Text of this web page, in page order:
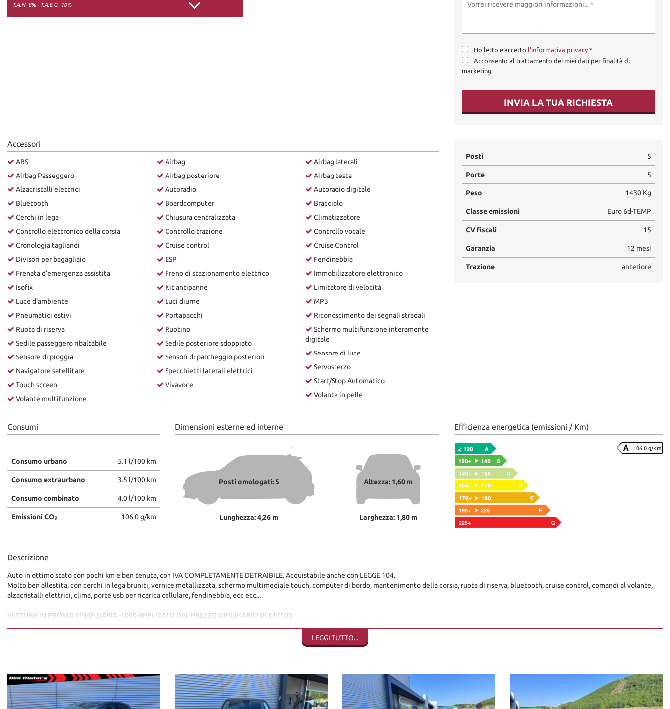
T.A.N. 8% - T.A.E.G. 10%
Ho letto e accetto l'informativa privacy *
Acconsento al trattamento dei miei dati per finalità di
marketing
INVIA LA TUA RICHIESTA
Accessori
ABS
Airbag Passeggero
Alzacristalli elettrici
Bluetooth
Cerchi in lega
Controllo elettronico della corsia
Cronologia tagliandi
Divisori per bagagliaio
Frenata d'emergenza assistita
Isofix
Luce d'ambiente
Pneumatici estivi
Ruota di riserva
Sedile passeggero ribaltabile
Sensore di pioggia
Navigatore satellitare
Touch screen
Volante multifunzione
Airbag
Airbag posteriore
Autoradio
Boardcomputer
Chiusura centralizzata
Controllo trazione
Cruise control
ESP
Freno di stazionamento elettrico
Kit antipanne
Luci diurne
Portapacchi
Ruotino
Sedile posteriore sdoppiato
Sensori di parcheggio posteriori
Specchietti laterali elettrici
Vivavoce
Airbag laterali
Airbag testa
Autoradio digitale
Bracciolo
Climatizzatore
Controllo vocale
Cruise Control
Fendinebbia
Immobilizzatore elettronico
Limitatore di velocità
MP3
Riconoscimento dei segnali stradali
Schermo multifunzione interamente
digitale
Sensore di luce
Servosterzo
Start/Stop Automatico
Volante in pelle
Posti 5
Porte 5
Peso 1430 Kg
Classe emissioni Euro 6d-TEMP
CV fiscali 15
Garanzia 12 mesi
Trazione anteriore
Consumi
Consumo urbano 5.1 l/100 km
Consumo extraurbano 3.5 l/100 km
Consumo combinato 4.0 l/100 km
Emissioni CO2 106.0 g/km
Dimensioni esterne ed interne
Posti omologati: 5
Lunghezza: 4,26 m
Altezza: 1,60 m
Larghezza: 1,80 m
Efficienza energetica (emissioni / Km)
106.0 g/Km
Descrizione
Auto in ottimo stato con pochi km e ben tenuta, con IVA COMPLETAMENTE DETRAIBILE. Acquistabile anche con LEGGE 104.
Molto ben allestita, con cerchi in lega bruniti, vernice metallizzata, schermo multimediale touch, computer di bordo, mantenimento della corsia, ruota di riserva, bluetooth, cruise control, comandi al volante,
alzacristalli elettrici, clima, porte usb per ricarica cellulare, fendinebbia, ecc ecc...
VETTURA IN PROMO FINANZIARIA -1000 APPLICATO DAL PREZZO ORIGINARIO DI €17500
PER VISIONARE LA DISPONIBILITà COMPLETA DELLE NOSTRE AUTO CLICCATE SOTTO ENTRANDO NELLA NOSTRA PAGINA
Tutti i veicoli sono in pronta consegna contattateci per un'appuntamento, è sempre gradita visione/prova, se volete anche con un vostro meccanico o referente di fiducia.
Dini Motors è sinonimo di garanzia: siamo al vostro servizio dal 1960.
LEGGI TUTTO...